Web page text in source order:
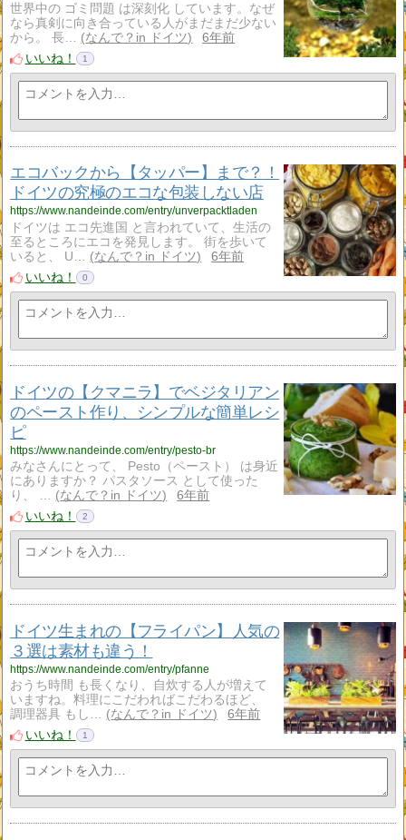
世界中の ゴミ問題 は深刻化 しています。なぜ
なら真剣に向き合っている人がまだまだ少ない
から。 長…
なんで？in ドイツ
6年前
いいね！
1
エコバックから【タッパー】まで？！
ドイツの究極のエコな包装しない店
https://www.nandeinde.com/entry/unverpacktladen
ドイツは エコ先進国 と言われていて、生活の
至るところにエコを発見します。 街を歩いて
いると、 U…
なんで？in ドイツ
6年前
いいね！
0
ドイツの【クマニラ】でベジタリアン
のペースト作り、シンプルな簡単レシ
ピ
https://www.nandeinde.com/entry/pesto-br
みなさんにとって、 Pesto（ペースト） は身近
にありますか？ パスタソース として使った
り、 …
なんで？in ドイツ
6年前
いいね！
2
ドイツ生まれの【フライパン】人気の
３選は素材も違う！
https://www.nandeinde.com/entry/pfanne
おうち時間 も長くなり、自炊する人が増えて
いますね。料理にこだわればこだわるほど、
調理器具 もし…
なんで？in ドイツ
6年前
いいね！
1